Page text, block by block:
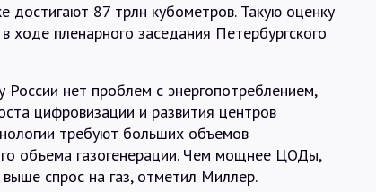
достигают 87 трлн кубометров. Такую оценку
ходе пленарного заседания Петербургского
нет проблем с энергопотреблением,
цифровизации и развития центров
требуют больших объемов
объема газогенерации. Чем мощнее ЦОДы,
спрос на газ, отметил Миллер.